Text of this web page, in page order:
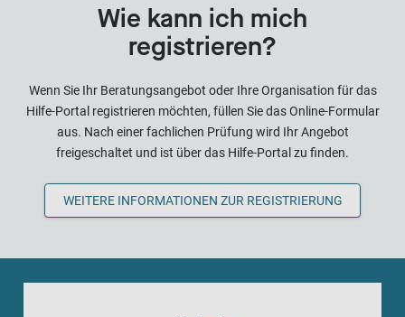
Wie kann ich mich
registrieren?
Wenn Sie Ihr Beratungsangebot oder Ihre Organisation für das
Hilfe-Portal registrieren möchten, füllen Sie das Online-Formular
aus. Nach einer fachlichen Prüfung wird Ihr Angebot
freigeschaltet und ist über das Hilfe-Portal zu finden.
WEITERE INFORMATIONEN ZUR REGISTRIERUNG